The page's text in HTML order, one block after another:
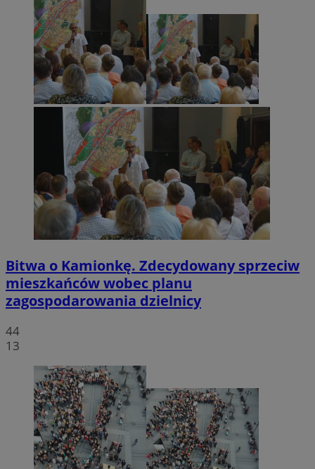
Bitwa o Kamionkę. Zdecydowany sprzeciw
mieszkańców wobec planu
zagospodarowania dzielnicy
44
13